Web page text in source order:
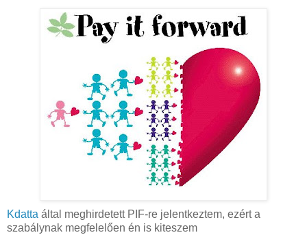
Kdatta által meghirdetett PIF-re jelentkeztem, ezért a
szabálynak megfelelően én is kiteszem